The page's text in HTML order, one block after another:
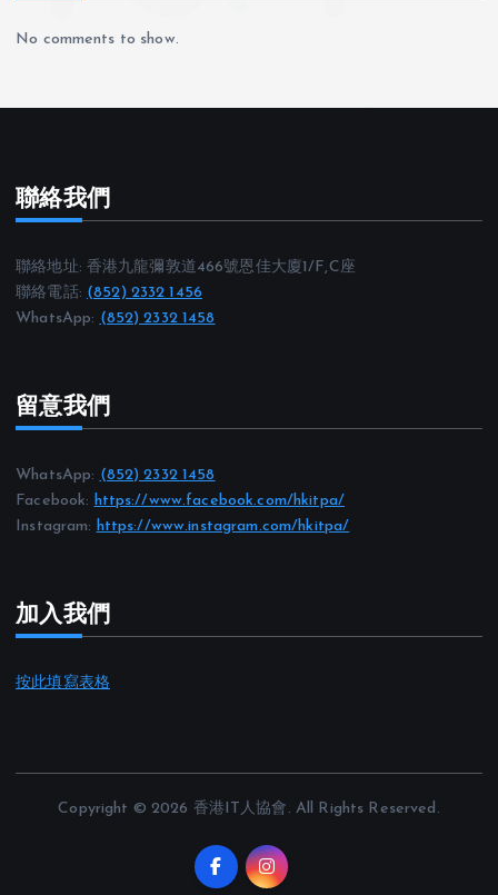
No comments to show.
聯絡我們
聯絡地址: 香港九龍彌敦道466號恩佳大廈1/F,C座
聯絡電話: (852) 2332 1456
WhatsApp: (852) 2332 1458
留意我們
WhatsApp: (852) 2332 1458
Facebook: https://www.facebook.com/hkitpa/
Instagram: https://www.instagram.com/hkitpa/
加入我們
按此填寫表格
Copyright © 2026 香港IT人協會. All Rights Reserved.